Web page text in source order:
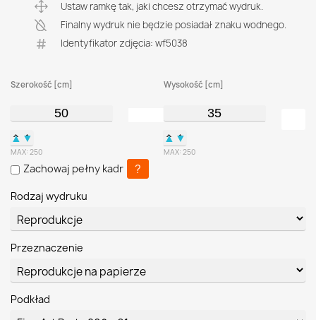
Ustaw ramkę tak, jaki chcesz otrzymać wydruk.
Finalny wydruk nie będzie posiadał znaku wodnego.
Identyfikator zdjęcia: wf5038
Szerokość [cm]
▲ ▼
MAX: 250
Wysokość [cm]
▲ ▼
MAX: 250
Zachowaj pełny kadr ?
Rodzaj wydruku
Przeznaczenie
Podkład